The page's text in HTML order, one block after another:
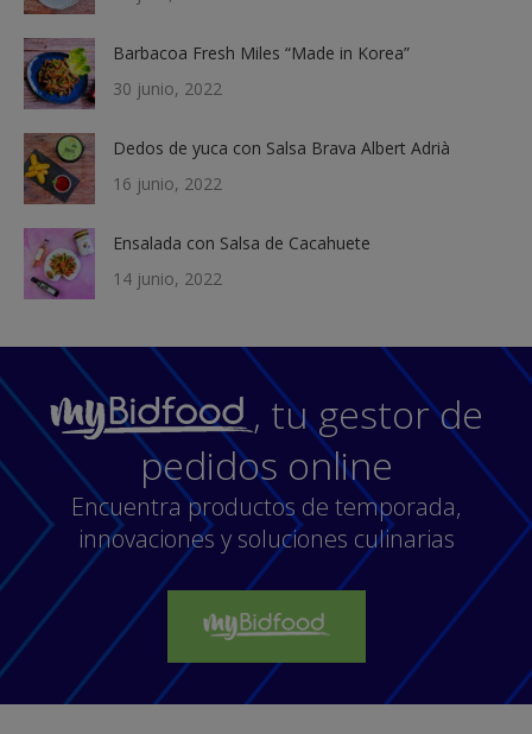
Barbacoa Fresh Miles “Made in Korea”
30 junio, 2022
Dedos de yuca con Salsa Brava Albert Adrià
16 junio, 2022
Ensalada con Salsa de Cacahuete
14 junio, 2022
, tu gestor de
pedidos online
Encuentra productos de temporada,
innovaciones y soluciones culinarias